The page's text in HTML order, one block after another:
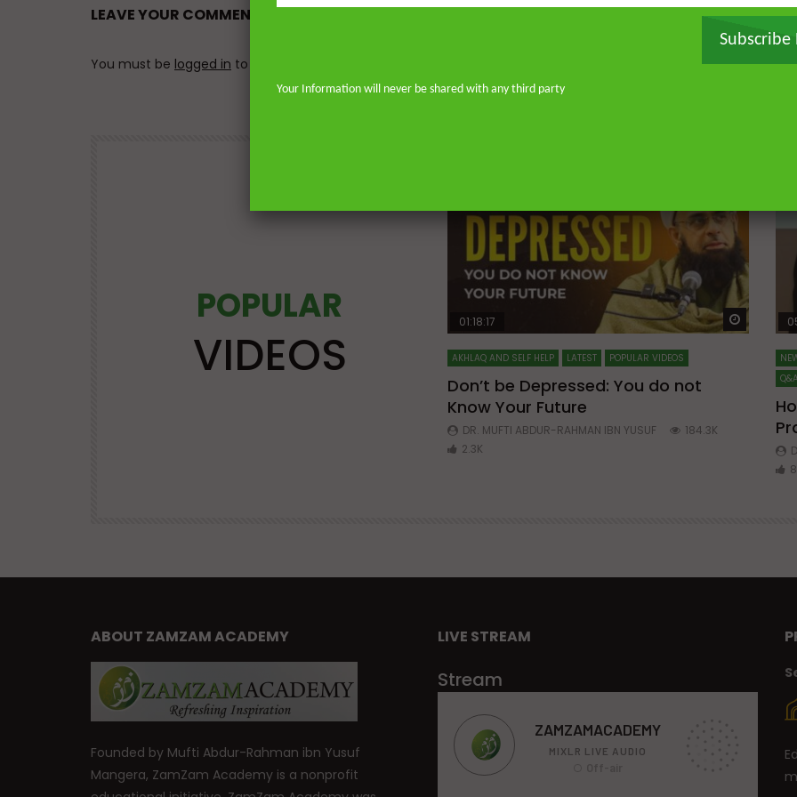
LEAVE YOUR COMMENT
You must be logged in to post a comment.
POPULAR
VIDEOS
Watch Later
LECTURES AT MAJOR EVENTS POPULAR VIDEOS
Watch
01:18:17
AKHLAQ AND SELF HELP LATEST POPULAR VIDEOS
Don’t be Depressed: You do not
Know Your Future
DR. MUFTI ABDUR-RAHMAN IBN YUSUF
184.3K
2.3K
ABOUT ZAMZAM ACADEMY
Founded by Mufti Abdur-Rahman ibn Yusuf
Mangera, ZamZam Academy is a nonprofit
LIVE STREAM
Stream
Subscribe
Your Information will never be shared with any third party